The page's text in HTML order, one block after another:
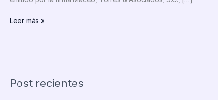
Belinda
Rivera
Leer más »
Post recientes